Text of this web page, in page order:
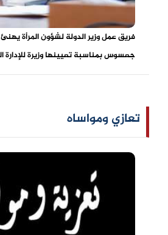
فريق عمل وزير الدولة لشؤون المرأة
جعسوس بمناسبة تعيينها وزيرة للإدارة
تعازي ومواساه